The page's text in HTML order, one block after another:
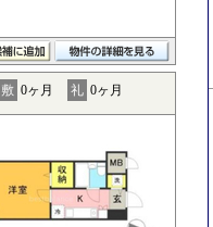
敷 0ヶ月 礼 0ヶ月